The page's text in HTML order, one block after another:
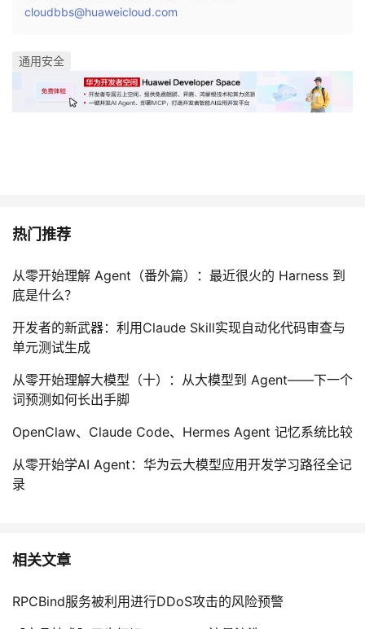
cloudbbs@huaweicloud.com
通用安全
热门推荐
从零开始理解 Agent（番外篇）：最近很火的 Harness 到
底是什么？
开发者的新武器：利用Claude Skill实现自动化代码审查与
单元测试生成
从零开始理解大模型（十）：从大模型到 Agent——下一个
词预测如何长出手脚
OpenClaw、Claude Code、Hermes Agent 记忆系统比较
从零开始学AI Agent：华为云大模型应用开发学习路径全记
录
相关文章
RPCBind服务被利用进行DDoS攻击的风险预警